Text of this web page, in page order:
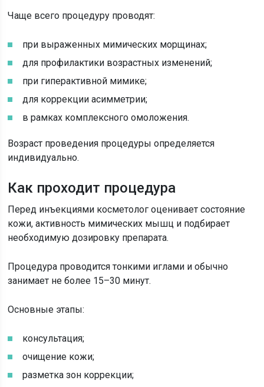
Чаще всего процедуру проводят:
при выраженных мимических морщинах;
для профилактики возрастных изменений;
при гиперактивной мимике;
для коррекции асимметрии;
в рамках комплексного омоложения.
Возраст проведения процедуры определяется
индивидуально.
Как проходит процедура
Перед инъекциями косметолог оценивает состояние
кожи, активность мимических мышц и подбирает
необходимую дозировку препарата.
Процедура проводится тонкими иглами и обычно
занимает не более 15–30 минут.
Основные этапы:
консультация;
очищение кожи;
разметка зон коррекции;